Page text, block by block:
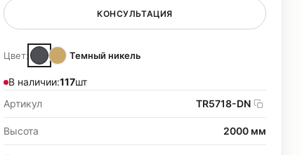
КОНСУЛЬТАЦИЯ
Цвет: Темный никель
В наличии:117шт
Артикул
TR5718-DN
Высота 2000 мм